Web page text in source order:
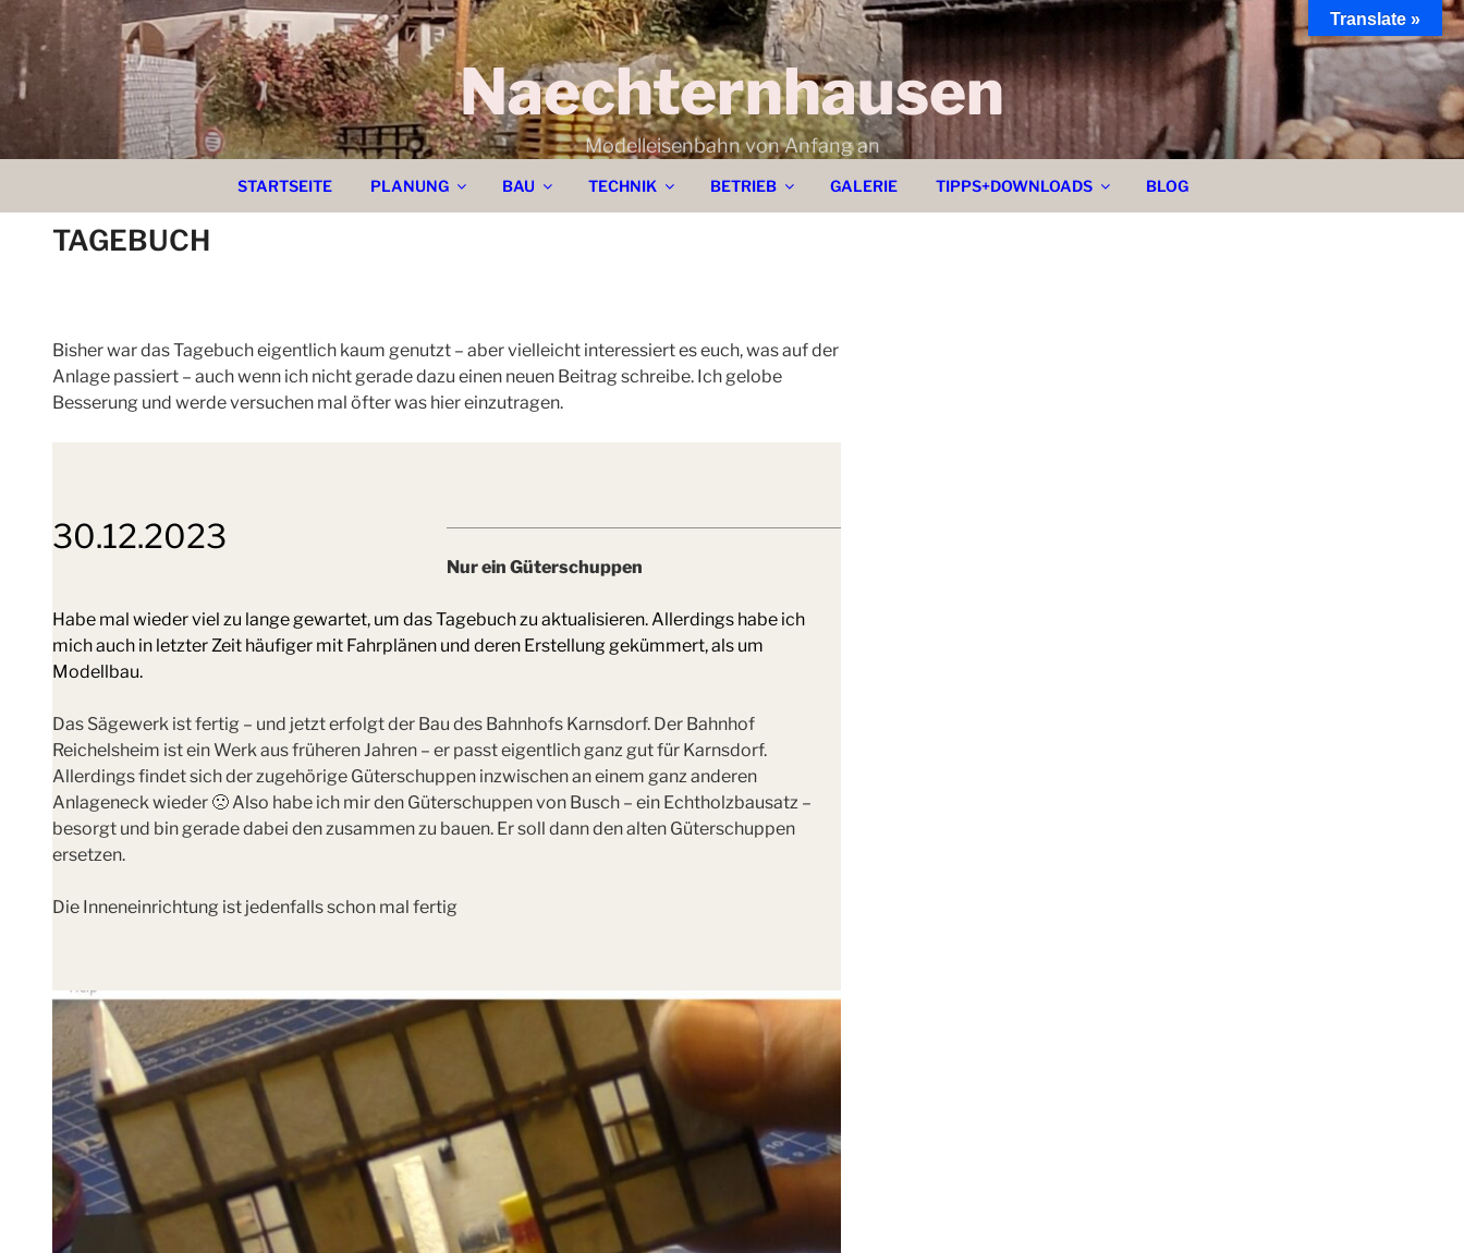
Zum
Inhalt
springen
Naechternhausen
Modelleisenbahn von Anfang an
STARTSEITE PLANUNG BAU TECHNIK BETRIEB GALERIE TIPPS+DOWNLOADS BLOG
TAGEBUCH
Bisher war das Tagebuch eigentlich kaum genutzt – aber vielleicht interessiert es euch, was auf der
Anlage passiert – auch wenn ich nicht gerade dazu einen neuen Beitrag schreibe. Ich gelobe
Besserung und werde versuchen mal öfter was hier einzutragen.
30.12.2023
Nur ein Güterschuppen
Habe mal wieder viel zu lange gewartet, um das Tagebuch zu aktualisieren. Allerdings habe ich
mich auch in letzter Zeit häufiger mit Fahrplänen und deren Erstellung gekümmert, als um
Modellbau.
Das Sägewerk ist fertig – und jetzt erfolgt der Bau des Bahnhofs Karnsdorf. Der Bahnhof
Reichelsheim ist ein Werk aus früheren Jahren – er passt eigentlich ganz gut für Karnsdorf.
Allerdings findet sich der zugehörige Güterschuppen inzwischen an einem ganz anderen
Anlageneck wieder 🙁 Also habe ich mir den Güterschuppen von Busch – ein Echtholzbausatz –
besorgt und bin gerade dabei den zusammen zu bauen. Er soll dann den alten Güterschuppen
ersetzen.
Die Inneneinrichtung ist jedenfalls schon mal fertig
Translate »